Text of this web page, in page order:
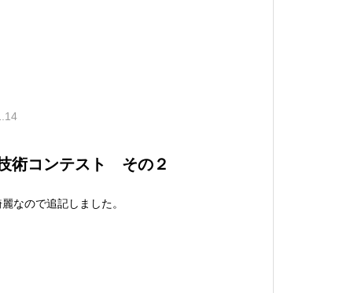
術コンテスト その２
なので追記しました。